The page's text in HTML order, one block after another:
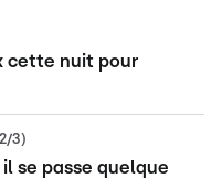
cette nuit pour
3)
se passe quelque